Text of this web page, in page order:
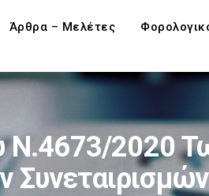
Άρθρα – Μελέτες
Ν.4673/2020
Συνεταιρισμών